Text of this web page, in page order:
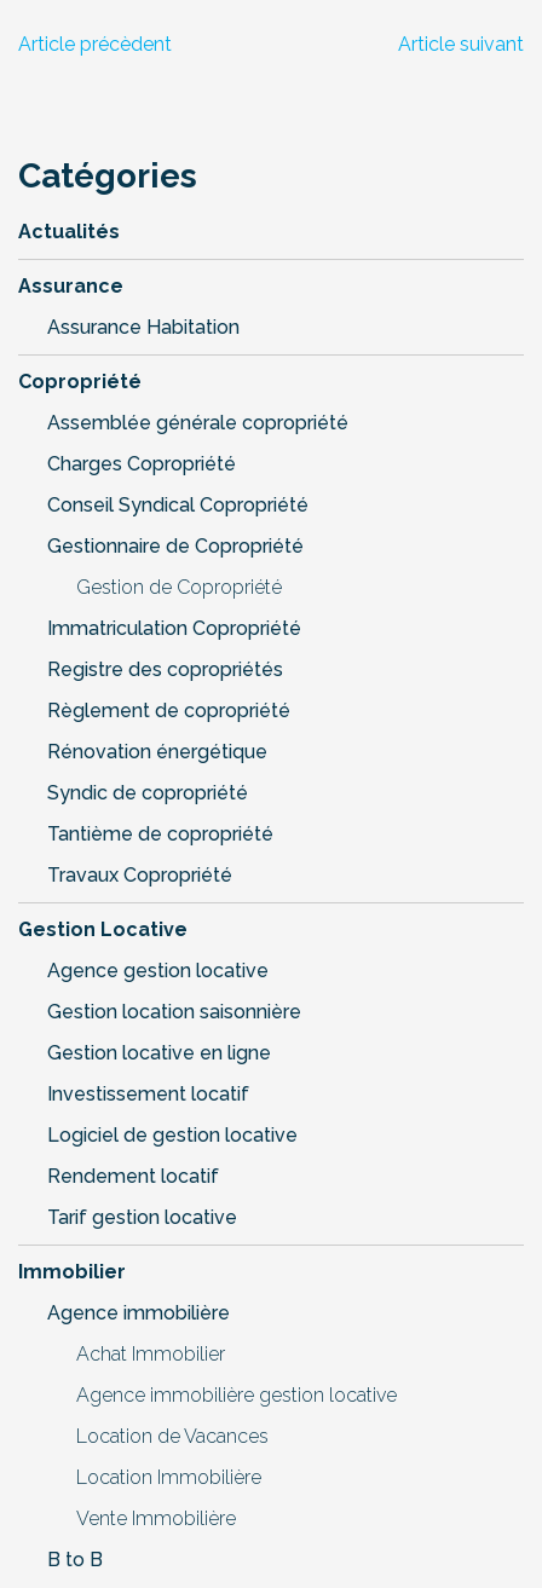
Article précèdent Article suivant
Catégories
Actualités
Assurance
Assurance Habitation
Copropriété
Assemblée générale copropriété
Charges Copropriété
Conseil Syndical Copropriété
Gestionnaire de Copropriété
Gestion de Copropriété
Immatriculation Copropriété
Registre des copropriétés
Règlement de copropriété
Rénovation énergétique
Syndic de copropriété
Tantième de copropriété
Travaux Copropriété
Gestion Locative
Agence gestion locative
Gestion location saisonnière
Gestion locative en ligne
Investissement locatif
Logiciel de gestion locative
Rendement locatif
Tarif gestion locative
Immobilier
Agence immobilière
Achat Immobilier
Agence immobilière gestion locative
Location de Vacances
Location Immobilière
Vente Immobilière
B to B